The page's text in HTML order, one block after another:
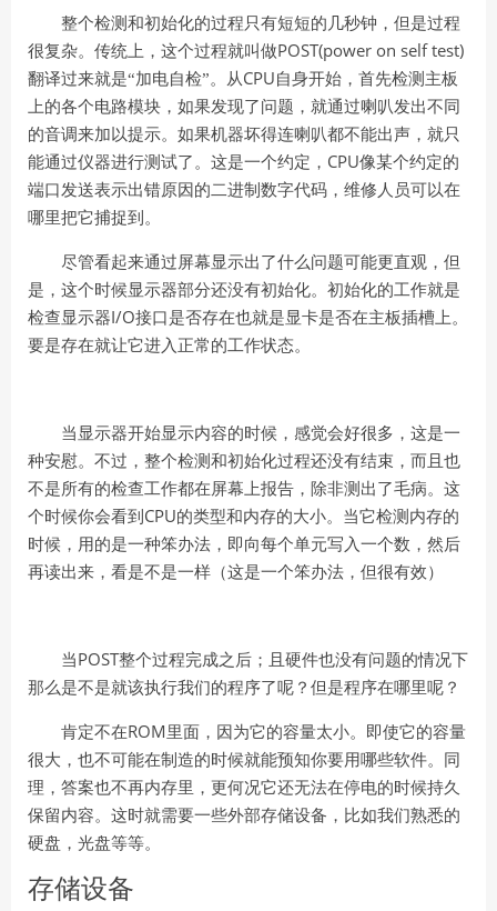
整个检测和初始化的过程只有短短的几秒钟，但是过程
很复杂。传统上，这个过程就叫做POST(power on self test)
翻译过来就是“加电自检”。从CPU自身开始，首先检测主板
上的各个电路模块，如果发现了问题，就通过喇叭发出不同
的音调来加以提示。如果机器坏得连喇叭都不能出声，就只
能通过仪器进行测试了。这是一个约定， CPU像某个约定的
端口发送表示出错原因的二进制数字代码，维修人员可以在
哪里把它捕捉到。
尽管看起来通过屏幕显示出了什么问题可能更直观，但
是，这个时候显示器部分还没有初始化。初始化的工作就是
检查显示器I/O接口是否存在也就是显卡是否在主板插槽上。
要是存在就让它进入正常的工作状态。
当显示器开始显示内容的时候，感觉会好很多，这是一
种安慰。不过，整个检测和初始化过程还没有结束，而且也
不是所有的检查工作都在屏幕上报告，除非测出了毛病。这
个时候你会看到 CPU的类型和内存的大小。当它检测内存的
时候，用的是一种笨办法，即向每个单元写入一个数，然后
再读出来，看是不是一样（这是一个笨办法，但很有效）
当POST整个过程完成之后；且硬件也没有问题的情况下
那么是不是就该执行我们的程序了呢？但是程序在哪里呢？
肯定不在ROM里面，因为它的容量太小。即使它的容量
很大，也不可能在制造的时候就能预知你要用哪些软件。同
理，答案也不再内存里，更何况它还无法在停电的时候持久
保留内容。这时就需要一些外部存储设备，比如我们熟悉的
硬盘，光盘等等。
存储设备